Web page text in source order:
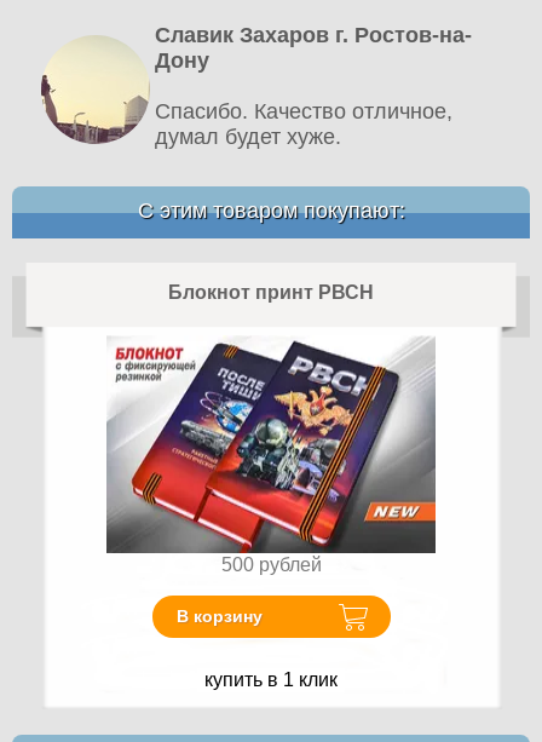
Славик Захаров г. Ростов-на-
Дону
Спасибо. Качество отличное,
думал будет хуже.
С этим товаром покупают:
Блокнот принт РВСН
500 рублей
В корзину
купить в 1 клик